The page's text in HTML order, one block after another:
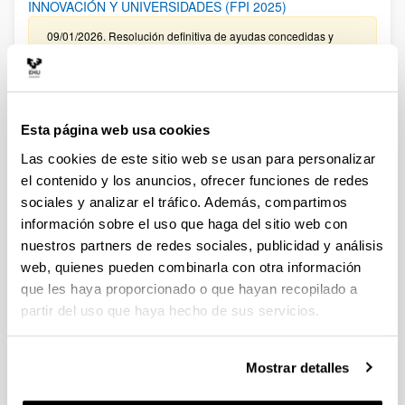
Esta página web usa cookies
Las cookies de este sitio web se usan para personalizar
el contenido y los anuncios, ofrecer funciones de redes
sociales y analizar el tráfico. Además, compartimos
información sobre el uso que haga del sitio web con
nuestros partners de redes sociales, publicidad y análisis
web, quienes pueden combinarla con otra información
que les haya proporcionado o que hayan recopilado a
partir del uso que haya hecho de sus servicios.
Mostrar detalles
INNOVACIÓN Y UNIVERSIDADES (FPI 2025)
09/01/2026. Resolución definitiva de ayudas concedidas y
CONVOCATORIA EXTRAORDINARIA DE CONTRATACIÓN
ASOCIADO A LAS AYUDAS CONCEDIDAS EN LA
CONVOCATORIA DE “PROYECTOS DE GENERACIÓN DE
CONOCIMIENTO” DEL MINISTERIO DE CIENCIA E
INNOVACIÓN 2024 EN LA UPV/EHU
Sin trámite abierto (Plazo de presentación de solicitudes:
31/01/2026 - 15/02/2026)
10/03/2026. Resolución provisional de concedidos y
denegados
CONVOCATORIA PARA LA CONTRATACIÓN DE
PERSONAL INVESTIGADOR EN FORMACIÓN EN LA
CONOCIMIENTO ”PID2022-139821OB-I00” DEL